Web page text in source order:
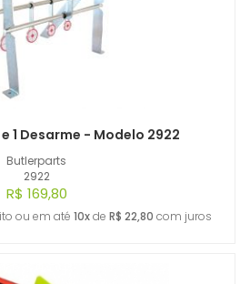
Butlerparts
2922
1 Desarme - Modelo 2922
R$ 169,80
ou em até 10xde R$ 22,80 com juros